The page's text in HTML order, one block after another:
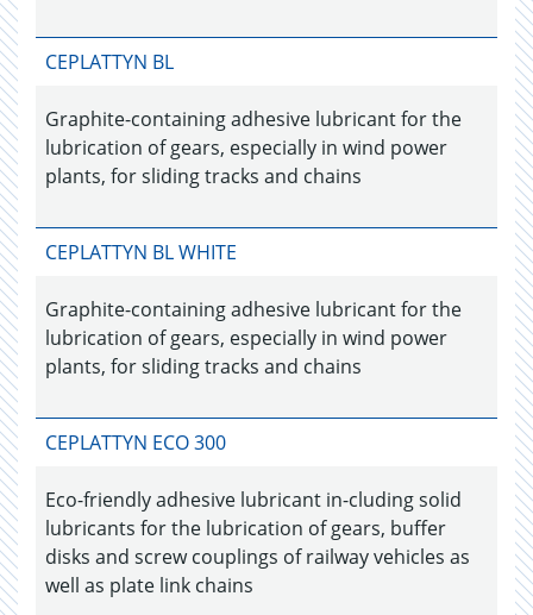
CEPLATTYN BL
Graphite-containing adhesive lubricant for the
lubrication of gears, especially in wind power
plants, for sliding tracks and chains
CEPLATTYN BL WHITE
Graphite-containing adhesive lubricant for the
lubrication of gears, especially in wind power
plants, for sliding tracks and chains
CEPLATTYN ECO 300
Eco-friendly adhesive lubricant in-cluding solid
lubricants for the lubrication of gears, buffer
disks and screw couplings of railway vehicles as
well as plate link chains